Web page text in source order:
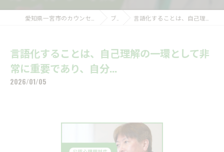
ブログ 言語化することは、自己理解の一環として非常に重要であり、自分...
言語化することは、自己理解の一環として非
常に重要であり、自分...
2026/01/05